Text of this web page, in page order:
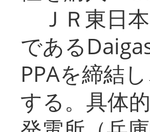
ＪＲ東日
である
PPAを締結
する。具体